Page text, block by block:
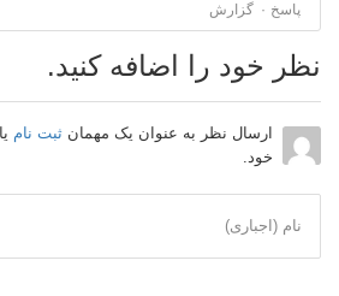
پاسخ گزارش
نظر خود را اضافه کنید.
ارسال نظر به عنوان یک مهمان ثبت نام یا
خود.
نام (اجباری)